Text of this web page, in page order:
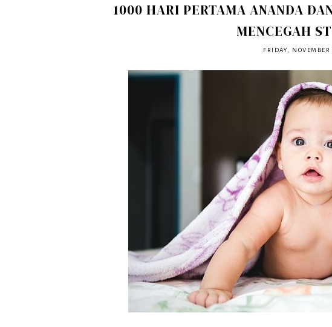
1000 HARI PERTAMA ANANDA
MENCEGAH
FRIDAY, NOVEMBER